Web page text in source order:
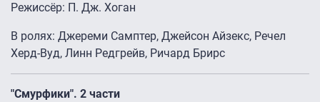
Режиссёр: П. Дж. Хoгaн
В ролях: Джереми Самптер, Джейсон Айзекс, Речел
Херд-Вуд, Линн Редгрейв, Ричард Брирс
"Смурфики". 2 части